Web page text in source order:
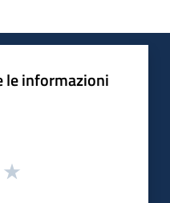
le informazioni